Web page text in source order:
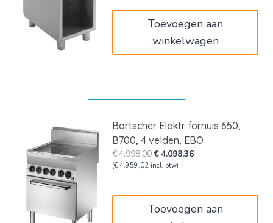
Toevoegen aan
winkelwagen
Bartscher Elektr. fornuis 650,
B700, 4 velden, EBO
€4.998,00Oorspronkelijke
prijs
€4.098,36Huidige
(€ 4.959,02 incl. btw)
Toevoegen aan